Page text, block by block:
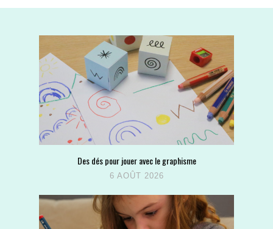
Des dés pour jouer avec le graphisme
6 AOÛT 2026